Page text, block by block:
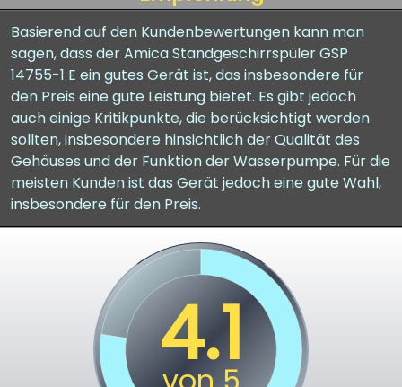
Basierend auf den Kundenbewertungen kann man
sagen, dass der Amica Standgeschirrspüler GSP
14755-1 E ein gutes Gerät ist, das insbesondere für
den Preis eine gute Leistung bietet. Es gibt jedoch
auch einige Kritikpunkte, die berücksichtigt werden
sollten, insbesondere hinsichtlich der Qualität des
Gehäuses und der Funktion der Wasserpumpe. Für die
meisten Kunden ist das Gerät jedoch eine gute Wahl,
insbesondere für den Preis.